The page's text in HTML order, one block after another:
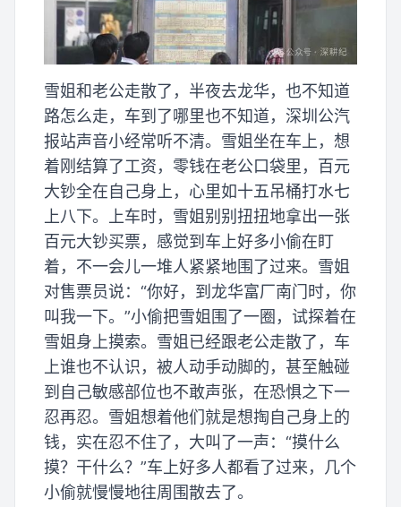
雪姐和老公走散了，半夜去龙华，也不知道
路怎么走，车到了哪里也不知道，深圳公汽
报站声音小经常听不清。雪姐坐在车上，想
着刚结算了工资，零钱在老公口袋里，百元
大钞全在自己身上，心里如十五吊桶打水七
上八下。上车时，雪姐别别扭扭地拿出一张
百元大钞买票，感觉到车上好多小偷在盯
着，不一会儿一堆人紧紧地围了过来。雪姐
对售票员说：“你好，到龙华富厂南门时，你
叫我一下。”小偷把雪姐围了一圈，试探着在
雪姐身上摸索。雪姐已经跟老公走散了，车
上谁也不认识，被人动手动脚的，甚至触碰
到自己敏感部位也不敢声张，在恐惧之下一
忍再忍。雪姐想着他们就是想掏自己身上的
钱，实在忍不住了，大叫了一声：“摸什么
摸？干什么？”车上好多人都看了过来，几个
小偷就慢慢地往周围散去了。